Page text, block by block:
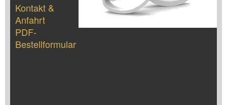
Kontakt &
Anfahrt
PDF-
Bestellformular